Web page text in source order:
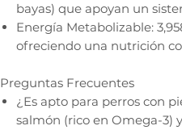
bayas) que apoyan un
Energía Metabolizable:
ofreciendo una nutrición
Preguntas Frecuentes
¿Es apto para perros con
salmón (rico en Omega-3)